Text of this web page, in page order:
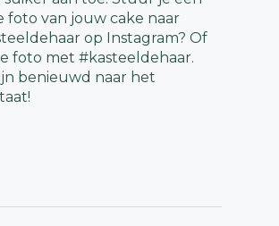
foto van jouw cake naar
op Instagram? Of
foto met #kasteeldehaar.
benieuwd naar het